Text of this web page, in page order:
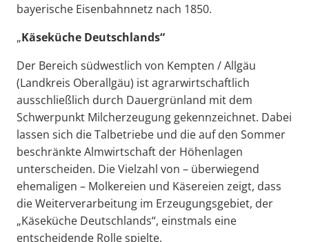
bayerische Eisenbahnnetz nach 1850.
„Käseküche Deutschlands“
Der Bereich südwestlich von Kempten / Allgäu
(Landkreis Oberallgäu) ist agrarwirtschaftlich
ausschließlich durch Dauergrünland mit dem
Schwerpunkt Milcherzeugung gekennzeichnet. Dabei
lassen sich die Talbetriebe und die auf den Sommer
beschränkte Almwirtschaft der Höhenlagen
unterscheiden. Die Vielzahl von – überwiegend
ehemaligen – Molkereien und Käsereien zeigt, dass
die Weiterverarbeitung im Erzeugungsgebiet, der
„Käseküche Deutschlands“, einstmals eine
entscheidende Rolle spielte.